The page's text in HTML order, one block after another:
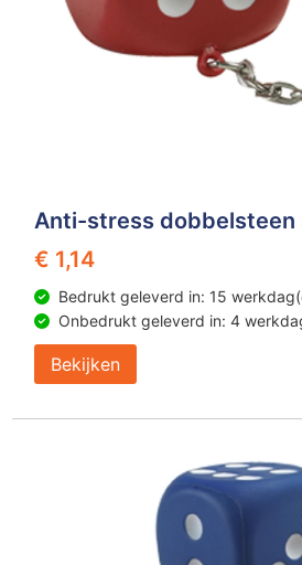
Anti-stress dobbelsteen
€ 1,14
Bedrukt geleverd in: 15
Onbedrukt geleverd in: 4
Bekijken